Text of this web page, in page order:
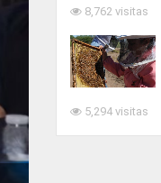
8,762 visitas
5,294 visitas